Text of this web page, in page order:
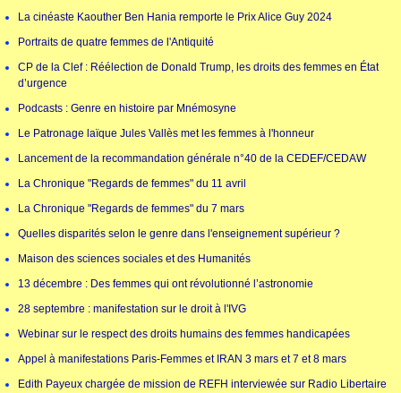
La cinéaste Kaouther Ben Hania remporte le Prix Alice Guy 2024
Portraits de quatre femmes de l'Antiquité
CP de la Clef : Réélection de Donald Trump, les droits des femmes en État
d’urgence
Podcasts : Genre en histoire par Mnémosyne
Le Patronage laïque Jules Vallès met les femmes à l'honneur
Lancement de la recommandation générale n°40 de la CEDEF/CEDAW
La Chronique "Regards de femmes" du 11 avril
La Chronique "Regards de femmes" du 7 mars
Quelles disparités selon le genre dans l'enseignement supérieur ?
Maison des sciences sociales et des Humanités
13 décembre : Des femmes qui ont révolutionné l’astronomie
28 septembre : manifestation sur le droit à l'IVG
Webinar sur le respect des droits humains des femmes handicapées
Appel à manifestations Paris-Femmes et IRAN 3 mars et 7 et 8 mars
Edith Payeux chargée de mission de REFH interviewée sur Radio Libertaire